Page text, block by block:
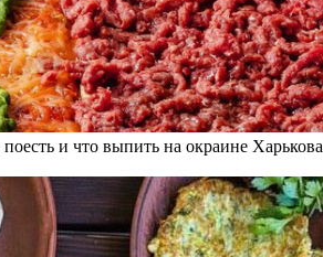
и что выпить на окраине Харькова